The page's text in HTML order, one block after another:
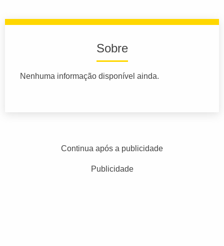
Sobre
Nenhuma informação disponível ainda.
Continua após a publicidade
Publicidade